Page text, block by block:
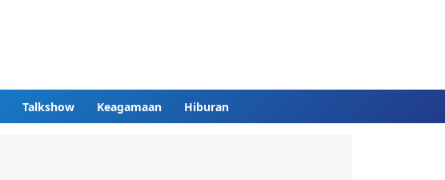
Talkshow Keagamaan Hiburan